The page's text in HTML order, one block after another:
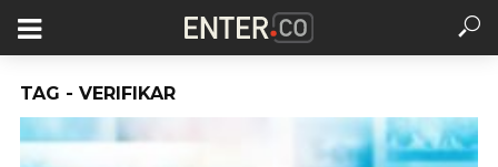
TAG - VERIFIKAR